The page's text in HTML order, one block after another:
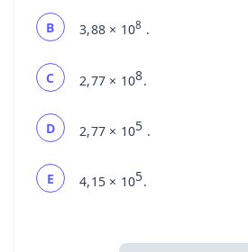
B 3,88 × 108 .
C 2,77 × 108.
D 2,77 × 105 .
E 4,15 × 105.